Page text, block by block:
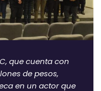
que cuenta con
de pesos,
en un actor que